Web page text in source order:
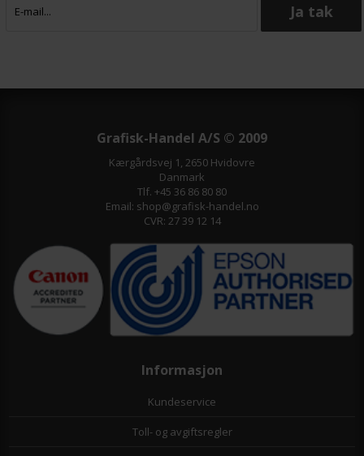
Grafisk-Handel A/S © 2009
Kærgårdsvej 1, 2650 Hvidovre
Danmark
Tlf. +45 36 86 80 80
Email: shop@grafisk-handel.no
CVR: 27 39 12 14
Informasjon
Kundeservice
Toll- og avgiftsregler